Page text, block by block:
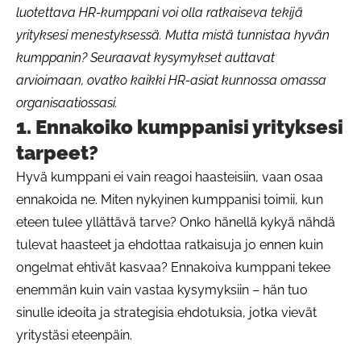
luotettava HR-kumppani voi olla ratkaiseva tekijä
yrityksesi menestyksessä. Mutta mistä tunnistaa hyvän
kumppanin? Seuraavat kysymykset auttavat
arvioimaan, ovatko kaikki HR-asiat kunnossa omassa
organisaatiossasi.
1. Ennakoiko kumppanisi yrityksesi
tarpeet?
Hyvä kumppani ei vain reagoi haasteisiin, vaan osaa
ennakoida ne. Miten nykyinen kumppanisi toimii, kun
eteen tulee yllättävä tarve? Onko hänellä kykyä nähdä
tulevat haasteet ja ehdottaa ratkaisuja jo ennen kuin
ongelmat ehtivät kasvaa? Ennakoiva kumppani tekee
enemmän kuin vain vastaa kysymyksiin – hän tuo
sinulle ideoita ja strategisia ehdotuksia, jotka vievät
yritystäsi eteenpäin.